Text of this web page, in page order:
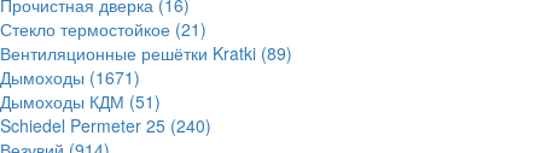
Прочистная дверка (16)
Стекло термостойкое (21)
Вентиляционные решётки Kratki (89)
Дымоходы (1671)
Дымоходы КДМ (51)
Schiedel Permeter 25 (240)